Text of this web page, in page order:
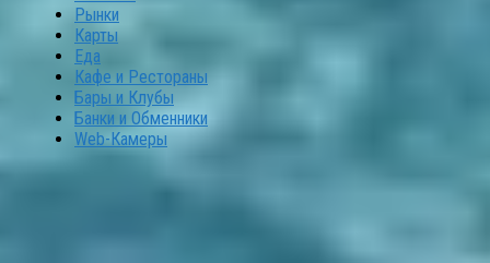
Рынки
Карты
Еда
Кафе и Рестораны
Бары и Клубы
Банки и Обменники
Web-Камеры